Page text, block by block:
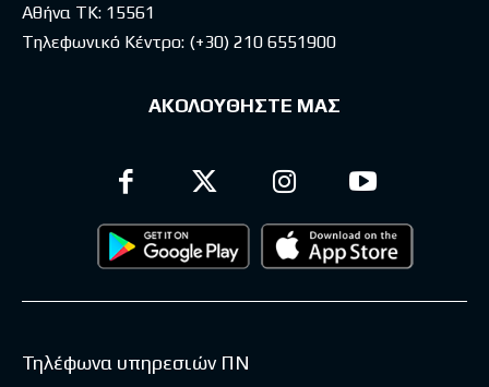
Αθήνα ΤΚ: 15561
Τηλεφωνικό Κέντρο: (+30) 210 6551900
ΑΚΟΛΟΥΘΗΣΤΕ ΜΑΣ
Τηλέφωνα υπηρεσιών ΠΝ